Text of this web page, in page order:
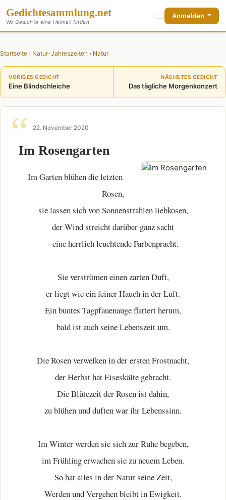
Gedichtesammlung.net
Wo Gedichte eine Heimat finden
Anmelden
Startseite › Natur-Jahreszeiten › Natur
VORIGES GEDICHT
Eine Blindschleiche
NÄCHSTES GEDICHT
Das tägliche Morgenkonzert
22. November 2020
Im Rosengarten
Im Garten blühen die letzten
Rosen,
sie lassen sich von Sonnenstrahlen liebkosen,
der Wind streicht darüber ganz sacht
- eine herrlich leuchtende Farbenpracht.
Sie verströmen einen zarten Duft,
er liegt wie ein feiner Hauch in der Luft.
Ein buntes Tagpfauenauge flattert herum,
bald ist auch seine Lebenszeit um.
Die Rosen verwelken in der ersten Frostnacht,
der Herbst hat Eiseskälte gebracht.
Die Blütezeit der Rosen ist dahin,
zu blühen und duften war ihr Lebenssinn.
Im Winter werden sie sich zur Ruhe begeben,
im Frühling erwachen sie zu neuem Leben.
So hat alles in der Natur seine Zeit,
Werden und Vergehen bleibt in Ewigkeit.